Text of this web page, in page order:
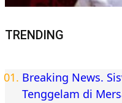
TRENDING
Breaking News.
Tenggelam di